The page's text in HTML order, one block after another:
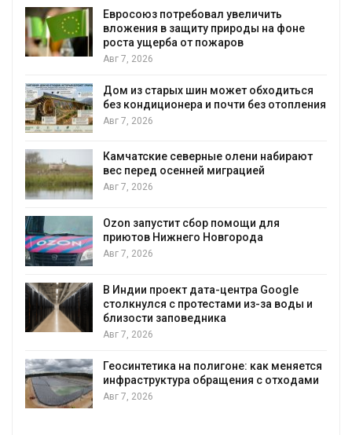
Евросоюз потребовал увеличить
вложения в защиту природы на фоне
роста ущерба от пожаров
Авг 7, 2026
Дом из старых шин может обходиться
без кондиционера и почти без отопления
Авг 7, 2026
Камчатские северные олени набирают
вес перед осенней миграцией
Авг 7, 2026
Ozon запустит сбор помощи для
приютов Нижнего Новгорода
Авг 7, 2026
В Индии проект дата-центра Google
столкнулся с протестами из-за воды и
близости заповедника
Авг 7, 2026
Геосинтетика на полигоне: как меняется
инфраструктура обращения с отходами
Авг 7, 2026